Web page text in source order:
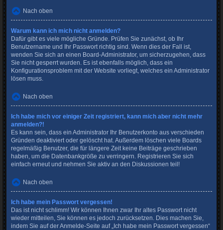
Nach oben
Warum kann ich mich nicht anmelden?
Dafür gibt es viele mögliche Gründe. Prüfen Sie zunächst, ob Ihr
Benutzername und Ihr Passwort richtig sind. Wenn dies der Fall ist,
wenden Sie sich an einen Board-Administrator, um sicherzugehen, dass
Sie nicht gesperrt wurden. Es ist ebenfalls möglich, dass ein
Konfigurationsproblem mit der Website vorliegt, welches ein Administrator
lösen muss.
Nach oben
Ich habe mich vor einiger Zeit registriert, kann mich aber nicht mehr
anmelden?!
Es kann sein, dass ein Administrator Ihr Benutzerkonto aus verschieden
Gründen deaktiviert oder gelöscht hat. Außerdem löschen viele Boards
regelmäßig Benutzer, die für längere Zeit keine Beiträge geschrieben
haben, um die Datenbankgröße zu verringern. Registrieren Sie sich
einfach erneut und nehmen Sie aktiv an den Diskussionen teil!
Nach oben
Ich habe mein Passwort vergessen!
Das ist nicht schlimm! Wir können Ihnen zwar Ihr altes Passwort nicht
wieder mitteilen, Sie können es jedoch zurücksetzen. Dies machen Sie,
indem Sie auf der Anmelde-Seite auf „Ich habe mein Passwort vergessen“